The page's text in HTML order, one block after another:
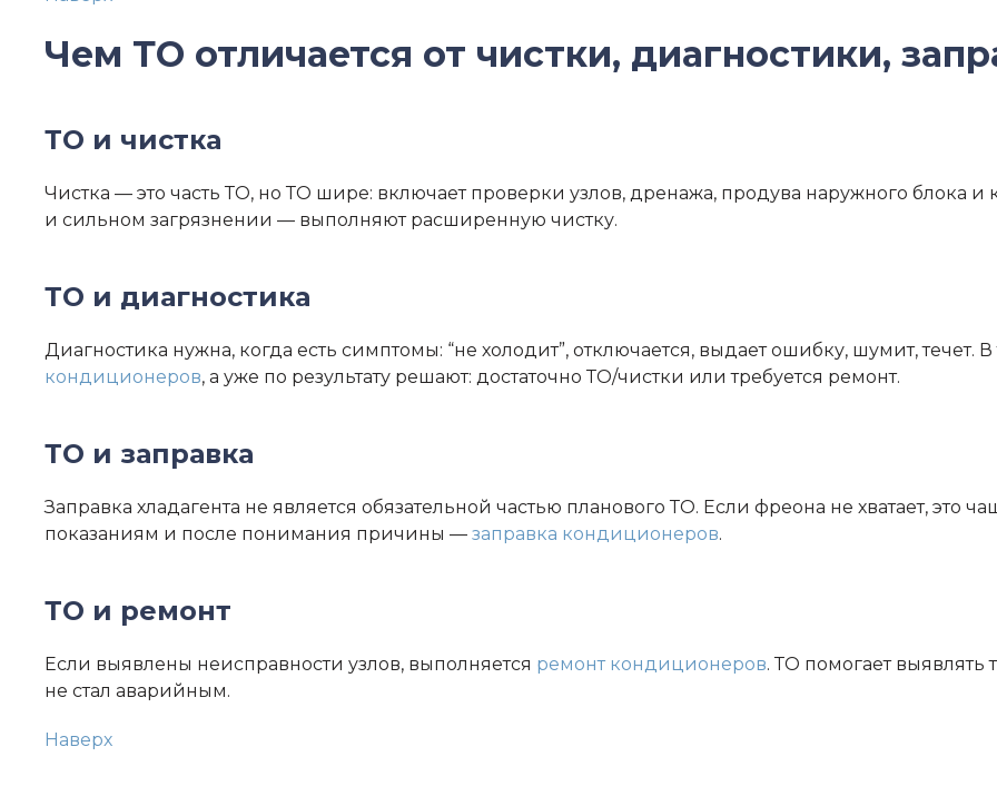
Чем ТО отличается от чистки, диагностики,
ТО и чистка
Чистка — это часть ТО, но ТО шире: включает проверки узлов, дренажа, продува наружного блока и
и сильном загрязнении — выполняют расширенную чистку.
ТО и диагностика
Диагностика нужна, когда есть симптомы: “не холодит”, отключается, выдает ошибку, шумит, течет.
кондиционеров, а уже по результату решают: достаточно ТО/чистки или требуется ремонт.
ТО и заправка
Заправка хладагента не является обязательной частью планового ТО. Если фреона не хватает, это
показаниям и после понимания причины — заправка кондиционеров.
ТО и ремонт
Если выявлены неисправности узлов, выполняется ремонт кондиционеров. ТО помогает
не стал аварийным.
Наверх